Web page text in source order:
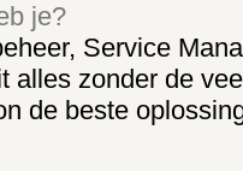
je?
Service
alles zonder de
de beste